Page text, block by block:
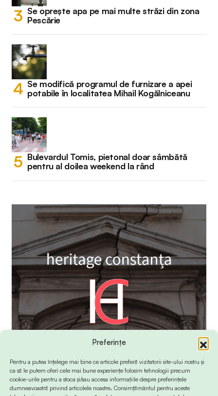
Preferințe
Pentru a putea înțelege mai bine ce articole preferă vizitatorii site-ului nostru și
ca să le putem oferi cele mai bune experiențe folosim tehnologii precum
cookie-urile pentru a stoca și/sau accesa informațiile despre preferințele
dumneavoastră privind articolele noastre. Consimțământul pentru aceste
Se oprește apa pe mai multe străzi din zona
Pescărie
Se modifică programul de furnizare a apei
potabile în localitatea Mihail Kogălniceanu
Bulevardul Tomis, pietonal doar sâmbătă
pentru al doilea weekend la rând